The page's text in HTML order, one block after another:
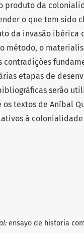
produto da
o que tem sido
da invasão ibérica
método, o
etapas de
serão
textos de Aníbal
à
ensayo de historia